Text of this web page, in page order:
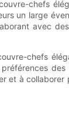
chefs
un large
avec
chefs
des
et à collaborer